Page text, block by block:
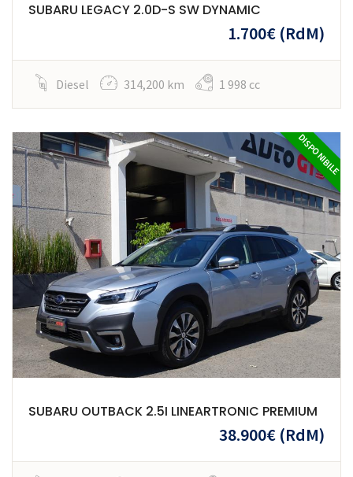
SUBARU LEGACY 2.0D-S SW DYNAMIC
1.700€ (RdM)
Diesel 314,200 km 1 998 cc
DISPONIBILE
SUBARU OUTBACK 2.5I LINEARTRONIC PREMIUM
38.900€ (RdM)